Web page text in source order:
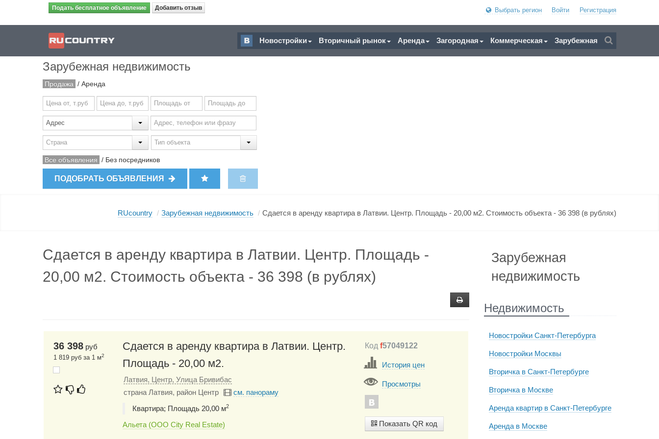
Подать бесплатное объявление Добавить отзыв Выбрать регион Войти Регистрация
Новостройки Вторичный рынок Аренда Загородная Коммерческая Зарубежная
Зарубежная недвижимость
Продажа / Аренда
Все объявления / Без посредников
ПОДОБРАТЬ ОБЪЯВЛЕНИЯ
RUcountry / Зарубежная недвижимость / Сдается в аренду квартира в Латвии. Центр. Площадь - 20,00 м2. Стоимость объекта - 36 398 (в рублях)
Сдается в аренду квартира в Латвии. Центр. Площадь -
20,00 м2. Стоимость объекта - 36 398 (в рублях)
36 398 руб
1 819 руб за 1 м2
Сдается в аренду квартира в Латвии. Центр.
Площадь - 20,00 м2.
Латвия, Центр, Улица Бривибас
страна Латвия, район Центр
см. панораму
Квартира; Площадь 20,00 м2
Альета (ООО City Real Estate)
Кодf57049122
История цен
Просмотры
Показать QR код
Зарубежная
недвижимость
Недвижимость
Новостройки Санкт-Петербурга
Новостройки Москвы
Вторичка в Санкт-Петербурге
Вторичка в Москве
Аренда квартир в Санкт-Петербурге
Аренда в Москве